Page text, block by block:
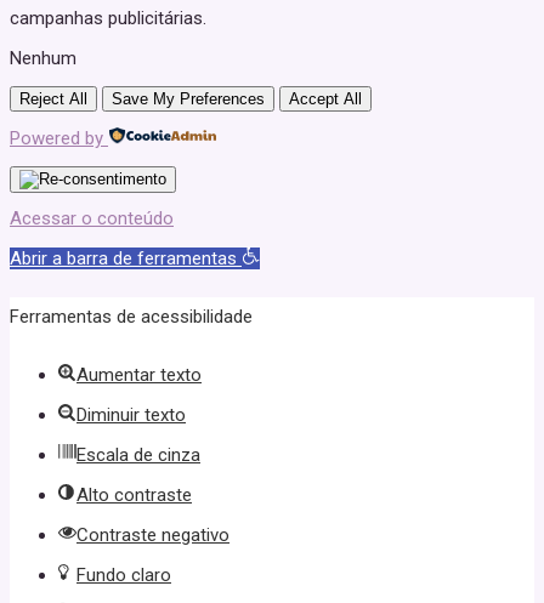
campanhas publicitárias.
Nenhum
Reject All Save My Preferences Accept All
Powered by
Acessar o conteúdo
Abrir a barra de ferramentas
Ferramentas de acessibilidade
Aumentar texto
Diminuir texto
Escala de cinza
Alto contraste
Contraste negativo
Fundo claro